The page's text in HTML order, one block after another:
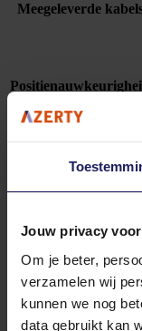
Jouw privacy
Om je beter,
verzamelen wij
kunnen we nog
data gebruikt kan
Meegeleverde
iiyama Prolite
21.5" - 1920 x 1080 Full HD
Incl. 21% BTW
Stel jouw
Heb je vragen over